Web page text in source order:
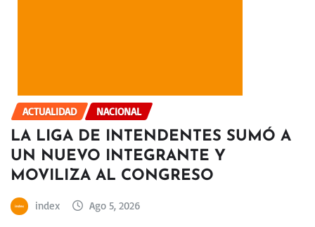
ACTUALIDAD NACIONAL
LA LIGA DE INTENDENTES SUMÓ A
UN NUEVO INTEGRANTE Y
MOVILIZA AL CONGRESO
index Ago 5, 2026